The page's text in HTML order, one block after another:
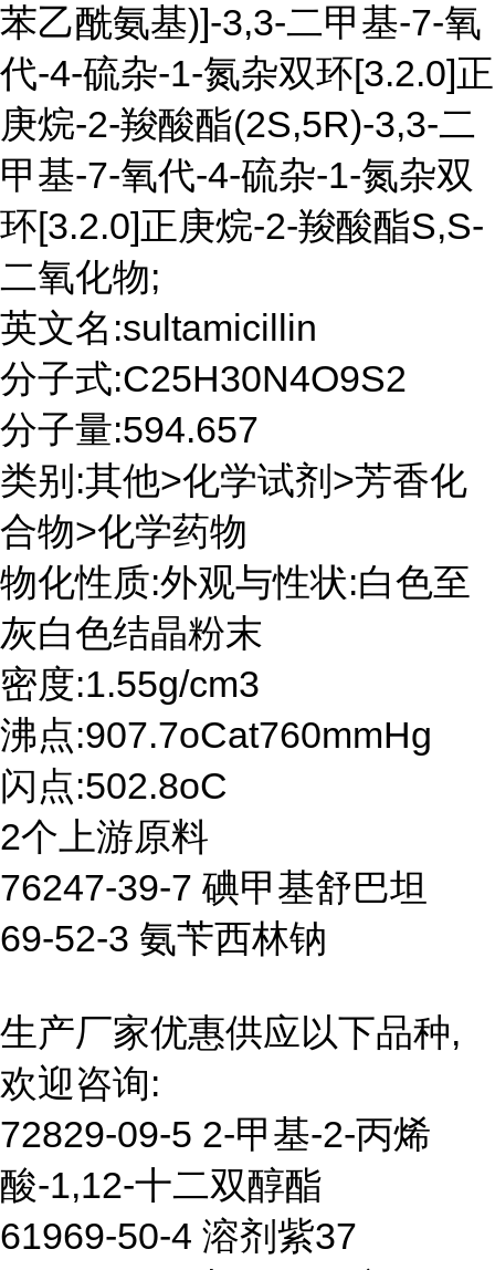
苯乙酰氨基)]-3,3-二甲基-7-氧
代-4-硫杂-1-氮杂双环[3.2.0]正
庚烷-2-羧酸酯(2S,5R)-3,3-二
甲基-7-氧代-4-硫杂-1-氮杂双
环[3.2.0]正庚烷-2-羧酸酯S,S-
二氧化物;
英文名:sultamicillin
分子式:C25H30N4O9S2
分子量:594.657
类别:其他>化学试剂>芳香化
合物>化学药物
物化性质:外观与性状:白色至
灰白色结晶粉末
密度:1.55g/cm3
沸点:907.7oCat760mmHg
闪点:502.8oC
2个上游原料
76247-39-7 碘甲基舒巴坦
69-52-3 氨苄西林钠
生产厂家优惠供应以下品种,
欢迎咨询:
72829-09-5 2-甲基-2-丙烯
酸-1,12-十二双醇酯
61969-50-4 溶剂紫37